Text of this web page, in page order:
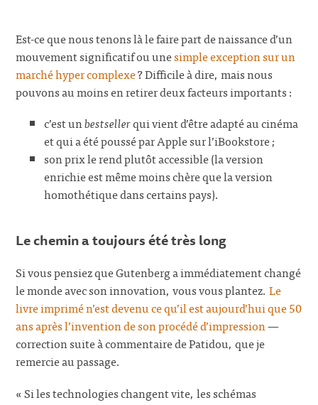
Est-ce que nous tenons là le faire part de naissance d’un
mouvement significatif ou unesimple exception sur un
marché hyper complexe? Difficile à dire, mais nous
pouvons au moins en retirer deux facteurs importants :
c’est unbestsellerqui vient d’être adapté au cinéma
et qui a été poussé par Apple sur l’iBookstore ;
son prix le rend plutôt accessible (la version
enrichie est même moins chère que la version
homothétique dans certains pays).
Le chemin a toujours été très long
Si vous pensiez que Gutenberg a immédiatement changé
le monde avec son innovation, vous vous plantez.Le
livre imprimé n’est devenu ce qu’il est aujourd’hui que 50
ans après l’invention de son procédé d’impression—
correction suite à commentaire de Patidou, que je
remercie au passage.
« Si les technologies changent vite, les schémas